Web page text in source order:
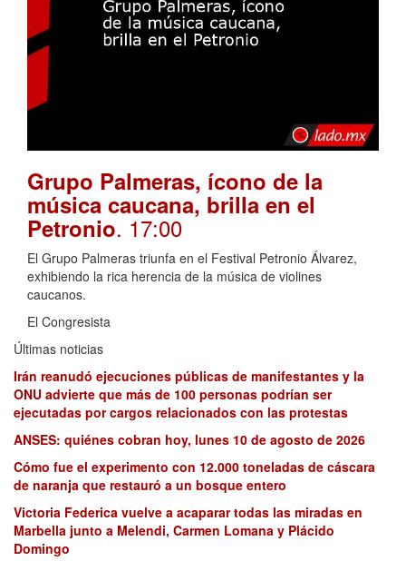
Grupo Palmeras, ícono de la
música caucana, brilla en el
Petronio. 17:00
El Grupo Palmeras triunfa en el Festival Petronio Álvarez,
exhibiendo la rica herencia de la música de violines
caucanos.
El Congresista
Últimas noticias
Irán reanudó ejecuciones públicas de manifestantes y la
ONU advierte que más de 100 personas podrían ser
ejecutadas por cargos relacionados con las protestas
ANSES: quiénes cobran hoy, lunes 10 de agosto de 2026
Cómo fue el experimento con 12.000 toneladas de cáscara
de naranja que restauró a un bosque entero
Victoria Federica vuelve a acaparar todas las miradas en
Marbella junto a Melendi, Carmen Lomana y Plácido
Domingo